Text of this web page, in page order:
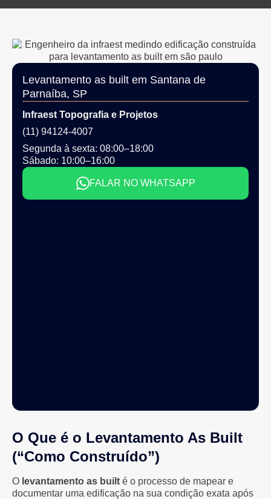
O Que é o Levantamento As Built
(“Como Construído”)
O levantamento as built é o processo de mapear e
documentar uma edificação na sua condição exata após
Levantamento as built em Santana de
Parnaíba, SP
Infraest Topografia e Projetos
(11) 94124-4007
Segunda à sexta: 08:00–18:00
Sábado: 10:00–16:00
FALAR NO WHATSAPP